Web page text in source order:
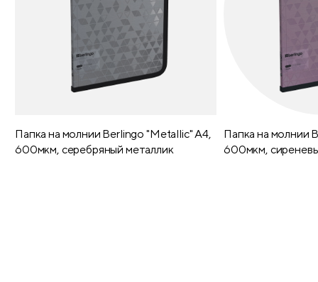
Папка на молнии Berlingo "Metallic" А4,
600мкм, серебряный металлик
Папка на молнии
600мкм,